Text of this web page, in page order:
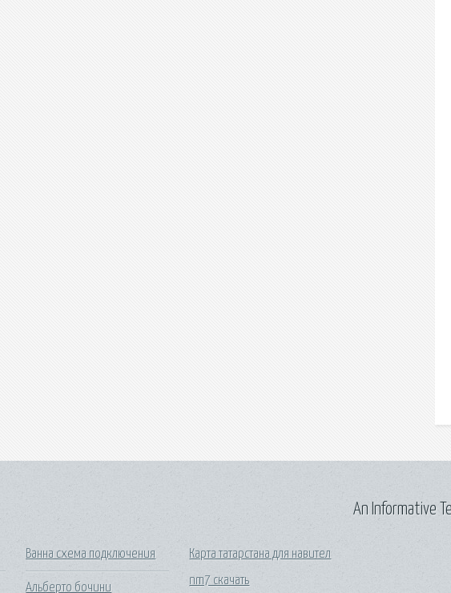
Ванна схема подключения
Альберто бочини
Карта татарстана для навител
nm7 скачать
An Informative